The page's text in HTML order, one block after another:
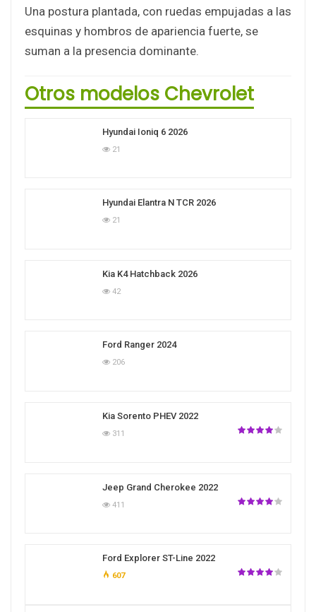
Una postura plantada, con ruedas empujadas a las
esquinas y hombros de apariencia fuerte, se
suman a la presencia dominante.
Otros modelos Chevrolet
Hyundai Ioniq 6 2026
21
Hyundai Elantra N TCR 2026
21
Kia K4 Hatchback 2026
42
Ford Ranger 2024
206
Kia Sorento PHEV 2022
311
Jeep Grand Cherokee 2022
411
Ford Explorer ST-Line 2022
607